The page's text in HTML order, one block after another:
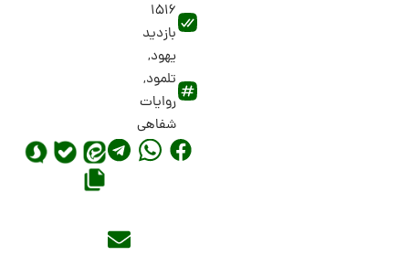
1516
بازدید
یهود,
تلمود,
روایات
شفاهی